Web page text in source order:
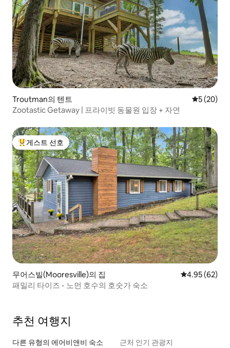
Troutman의 텐트 평점 5점(5
5 (20)
Zootastic Getaway | 프라이빗 동물원 입장 + 자연
상위 게스트 선호
게스트 선호
무어스빌(Mooresville)의 집 평점 4.95점(5
4.95 (62)
패밀리 타이즈 - 노먼 호수의 호숫가 숙소
추천 여행지
다른 유형의 에어비앤비 숙소 근처 인기 관광지